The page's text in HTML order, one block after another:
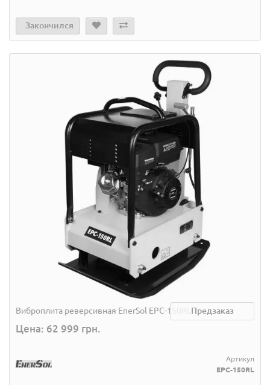
Закончился
Виброплита реверсивная EnerSol EPC-150RL Предзаказ
Цена: 62 999 грн.
Артикул
EPC-150RL